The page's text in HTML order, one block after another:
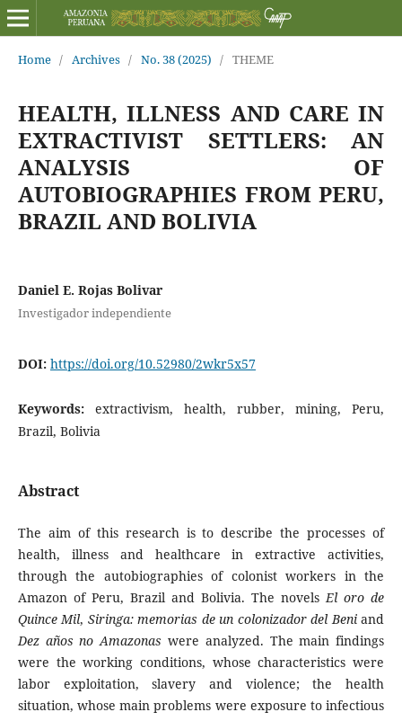
Home / Archives / No. 38 (2025) / THEME
HEALTH, ILLNESS AND CARE IN
EXTRACTIVIST SETTLERS: AN
ANALYSIS OF
AUTOBIOGRAPHIES FROM PERU,
BRAZIL AND BOLIVIA
Daniel E. Rojas Bolivar
Investigador independiente
DOI: https://doi.org/10.52980/2wkr5x57
Keywords: extractivism, health, rubber, mining, Peru,
Brazil, Bolivia
Abstract
The aim of this research is to describe the processes of
health, illness and healthcare in extractive activities,
through the autobiographies of colonist workers in the
Amazon of Peru, Brazil and Bolivia. The novels El oro de
Quince Mil, Siringa: memorias de un colonizador del Beniand
Dez años no Amazonas were analyzed. The main findings
were the working conditions, whose characteristics were
labor exploitation, slavery and violence; the health
situation, whose main problems were exposure to infectious